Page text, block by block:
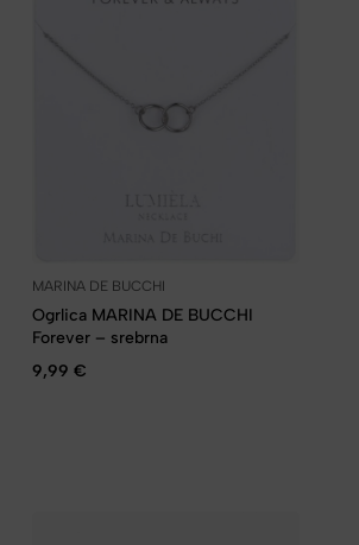
MARINA DE BUCCHI
Ogrlica MARINA DE BUCCHI
Forever – srebrna
9,99€